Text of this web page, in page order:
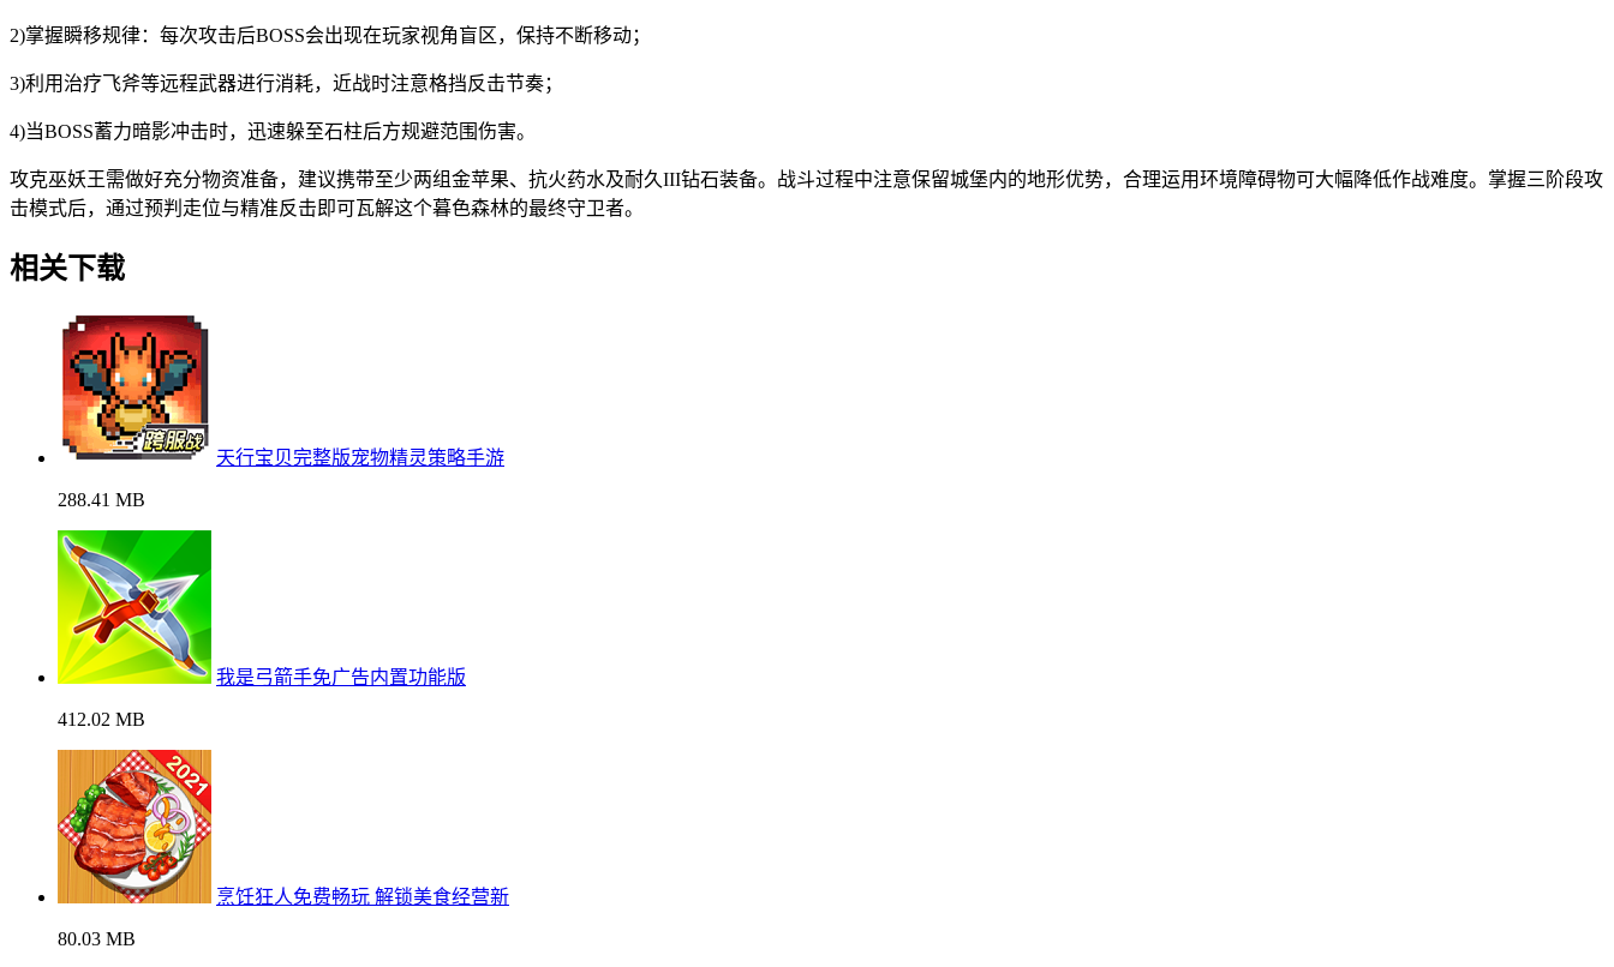
2)掌握瞬移规律：每次攻击后BOSS会出现在玩家视角盲区，保持不断移动；
3)利用治疗飞斧等远程武器进行消耗，近战时注意格挡反击节奏；
4)当BOSS蓄力暗影冲击时，迅速躲至石柱后方规避范围伤害。
攻克巫妖王需做好充分物资准备，建议携带至少两组金苹果、抗火药水及耐久III钻石装备。战斗过程中注意保留城堡内的地形优势，合理运用环境障碍物可大幅降低作战难度。掌握三阶段攻
击模式后，通过预判走位与精准反击即可瓦解这个暮色森林的最终守卫者。
相关下载
天行宝贝完整版宠物精灵策略手游
288.41 MB
我是弓箭手免广告内置功能版
412.02 MB
烹饪狂人免费畅玩 解锁美食经营新
80.03 MB